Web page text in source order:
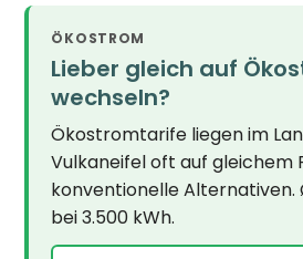
ÖKOSTROM
Lieber gleich auf
wechseln?
Ökostromtarife liegen im
Vulkaneifel oft auf gleichem
konventionelle Alternativen.
bei 3.500 kWh.